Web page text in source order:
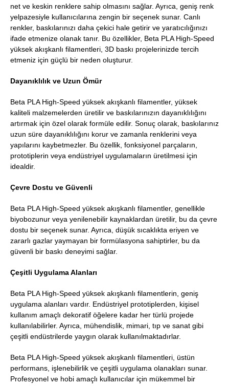
net ve keskin renklere sahip olmasını sağlar. Ayrıca, geniş renk
yelpazesiyle kullanıcılarına zengin bir seçenek sunar. Canlı
renkler, baskılarınızı daha çekici hale getirir ve yaratıcılığınızı
ifade etmenize olanak tanır. Bu özellikler, Beta PLA High-Speed
yüksek akışkanlı filamentleri, 3D baskı projelerinizde tercih
etmeniz için güçlü bir neden oluşturur.
Dayanıklılık ve Uzun Ömür
Beta PLA High-Speed yüksek akışkanlı filamentler, yüksek
kaliteli malzemelerden üretilir ve baskılarınızın dayanıklılığını
artırmak için özel olarak formüle edilir. Sonuç olarak, baskılarınız
uzun süre dayanıklılığını korur ve zamanla renklerini veya
yapılarını kaybetmezler. Bu özellik, fonksiyonel parçaların,
prototiplerin veya endüstriyel uygulamaların üretilmesi için
idealdir.
Çevre Dostu ve Güvenli
Beta PLA High-Speed yüksek akışkanlı filamentler, genellikle
biyobozunur veya yenilenebilir kaynaklardan üretilir, bu da çevre
dostu bir seçenek sunar. Ayrıca, düşük sıcaklıkta eriyen ve
zararlı gazlar yaymayan bir formülasyona sahiptirler, bu da
güvenli bir baskı deneyimi sağlar.
Çeşitli Uygulama Alanları
Beta PLA High-Speed yüksek akışkanlı filamentlerin, geniş
uygulama alanları vardır. Endüstriyel prototiplerden, kişisel
kullanım amaçlı dekoratif öğelere kadar her türlü projede
kullanılabilirler. Ayrıca, mühendislik, mimari, tıp ve sanat gibi
çeşitli endüstrilerde yaygın olarak kullanılmaktadırlar.
Beta PLA High-Speed yüksek akışkanlı filamentleri, üstün
performans, işlenebilirlik ve çeşitli uygulama olanakları sunar.
Profesyonel ve hobi amaçlı kullanıcılar için mükemmel bir